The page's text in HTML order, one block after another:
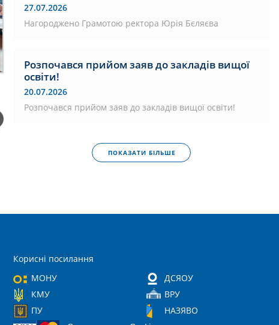
27.07.2026
Нагороджено Грамотою ректора Юрія Бєляєва
Розпочався прийом заяв до закладів вищої
освіти!
20.07.2026
Розпочався прийом заяв до закладів вищої освіти!
ПОКАЗАТИ БІЛЬШЕ
Корисні посилання
МОНУ
ДСЯОУ
КМУ
ВРУ
ПУ
НАЗЯВО